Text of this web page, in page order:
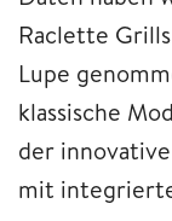
Raclette
Lupe
klassische
der
mit